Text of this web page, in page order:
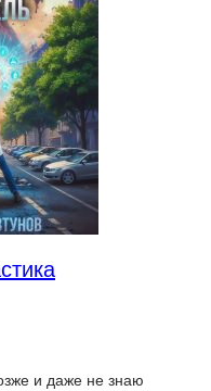
и даже не знаю